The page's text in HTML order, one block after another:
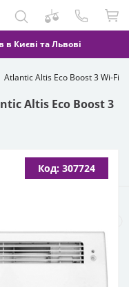
Києві та Львові
Atlantic Altis Eco Boost 3 Wi-Fi
Altis Eco Boost 3
Код: 307724